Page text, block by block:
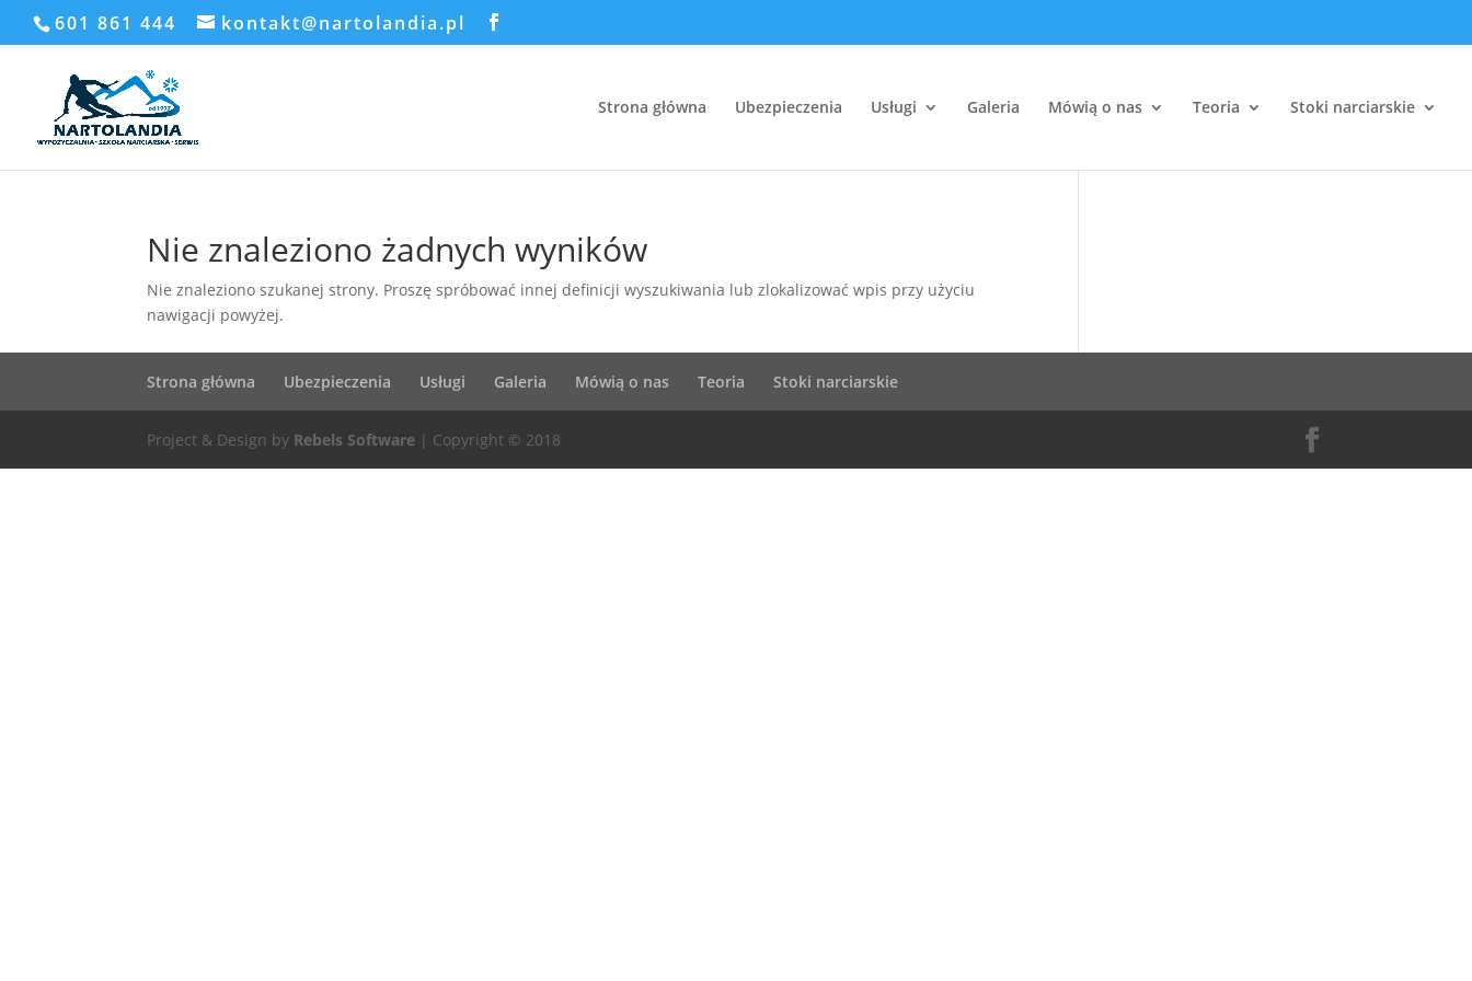
601 861 444 kontakt@nartolandia.pl
Strona główna Ubezpieczenia Usługi Galeria Mówią o nas Teoria Stoki narciarskie
Nie znaleziono żadnych wyników
Nie znaleziono szukanej strony. Proszę spróbować innej definicji wyszukiwania lub zlokalizować wpis przy użyciu
nawigacji powyżej.
Strona główna Ubezpieczenia Usługi Galeria Mówią o nas Teoria Stoki narciarskie
Project & Design by Rebels Software | Copyright © 2018